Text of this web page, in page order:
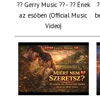
?? Gerry Music ?? - ?? Ének
az esőben (Official Music
Video)